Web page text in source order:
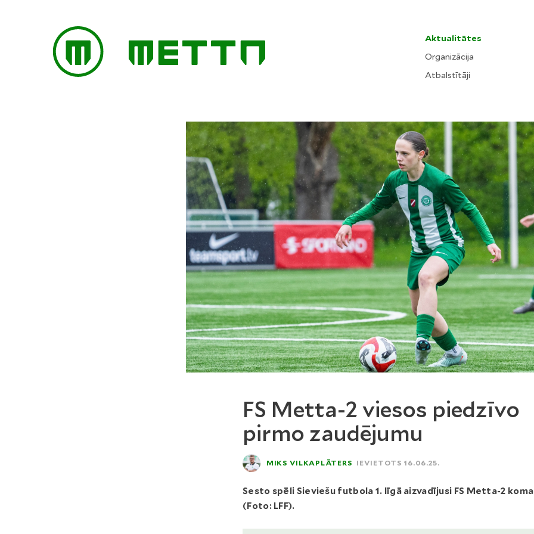
Aktualitātes
Organizācija
Atbalstītāji
FS Metta-2 viesos piedzīvo
pirmo zaudējumu
MIKS VILKAPLĀTERS IEVIETOTS 16.06.25.
Sesto spēli Sieviešu futbola 1. līgā aizvadījusi FS Metta-2
(Foto: LFF).